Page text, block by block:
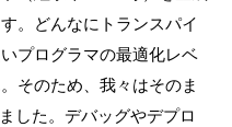
。どんなにトランスパイ
プログラマの最適化レベ
そのため、我々はそのま
した。デバッグやデプロ